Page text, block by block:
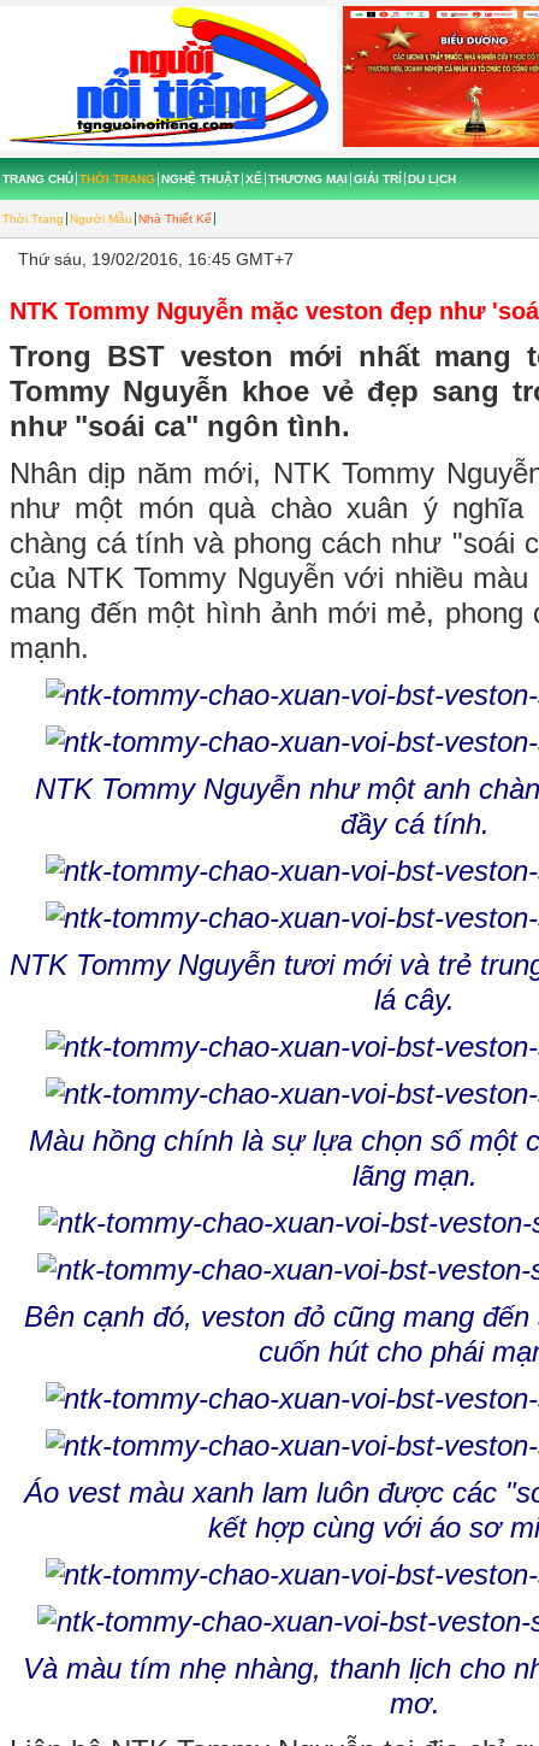
TRANG CHỦ THỜI TRANG
Thời Trang Người Mẫu Nhà Thiết Kế
NGHỆ THUẬT XẾ THƯƠNG MẠI GIẢI TRÍ DU LỊCH
Thứ sáu, 19/02/2016, 16:45 GMT+7
NTK Tommy Nguyễn mặc veston đẹp như
Trong BST veston mới nhất mang
Tommy Nguyễn khoe vẻ đẹp sang
như "soái ca" ngôn tình.
Nhân dịp năm mới, NTK Tommy
như một món quà chào xuân ý nghĩa
chàng cá tính và phong cách như "soái
của NTK Tommy Nguyễn với nhiều
mang đến một hình ảnh mới mẻ, phong
mạnh.
NTK Tommy Nguyễn như một anh
đầy cá tính.
NTK Tommy Nguyễn tươi mới và trẻ
lá cây.
Màu hồng chính là sự lựa chọn số một
lãng mạn.
Bên cạnh đó, veston đỏ cũng mang
cuốn hút cho phái
Áo vest màu xanh lam luôn được các
kết hợp cùng với áo sơ
Và màu tím nhẹ nhàng, thanh lịch cho
mơ.